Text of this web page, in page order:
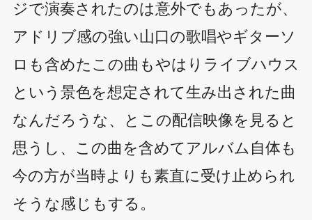
ジで演奏されたのは意外でもあったが、
アドリブ感の強い山口の歌唱やギターソ
ロも含めたこの曲もやはりライブハウス
という景色を想定されて生み出された曲
なんだろうな、とこの配信映像を見ると
思うし、この曲を含めてアルバム自体も
今の方が当時よりも素直に受け止められ
そうな感じもする。